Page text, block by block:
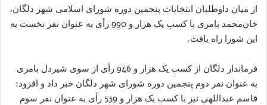
از میان داوطلبان انتخابات پنجمین دوره شورای اسلامی شهر دلگان،
خان‌محمد بامری با کسب یک هزار و 990 رأی به عنوان نفر نخست به
این شورا راه یافت.
فرماندار دلگان از کسب یک هزار و 946 رأی از سوی شیردل بامری
به عنوان نفر دوم پنجمین دوره شورای شهر دلگان خبر داد و افزود:
قاسم عبداللهی نیز با کسب یک هزار و 539 رأی به عنوان نفر سوم